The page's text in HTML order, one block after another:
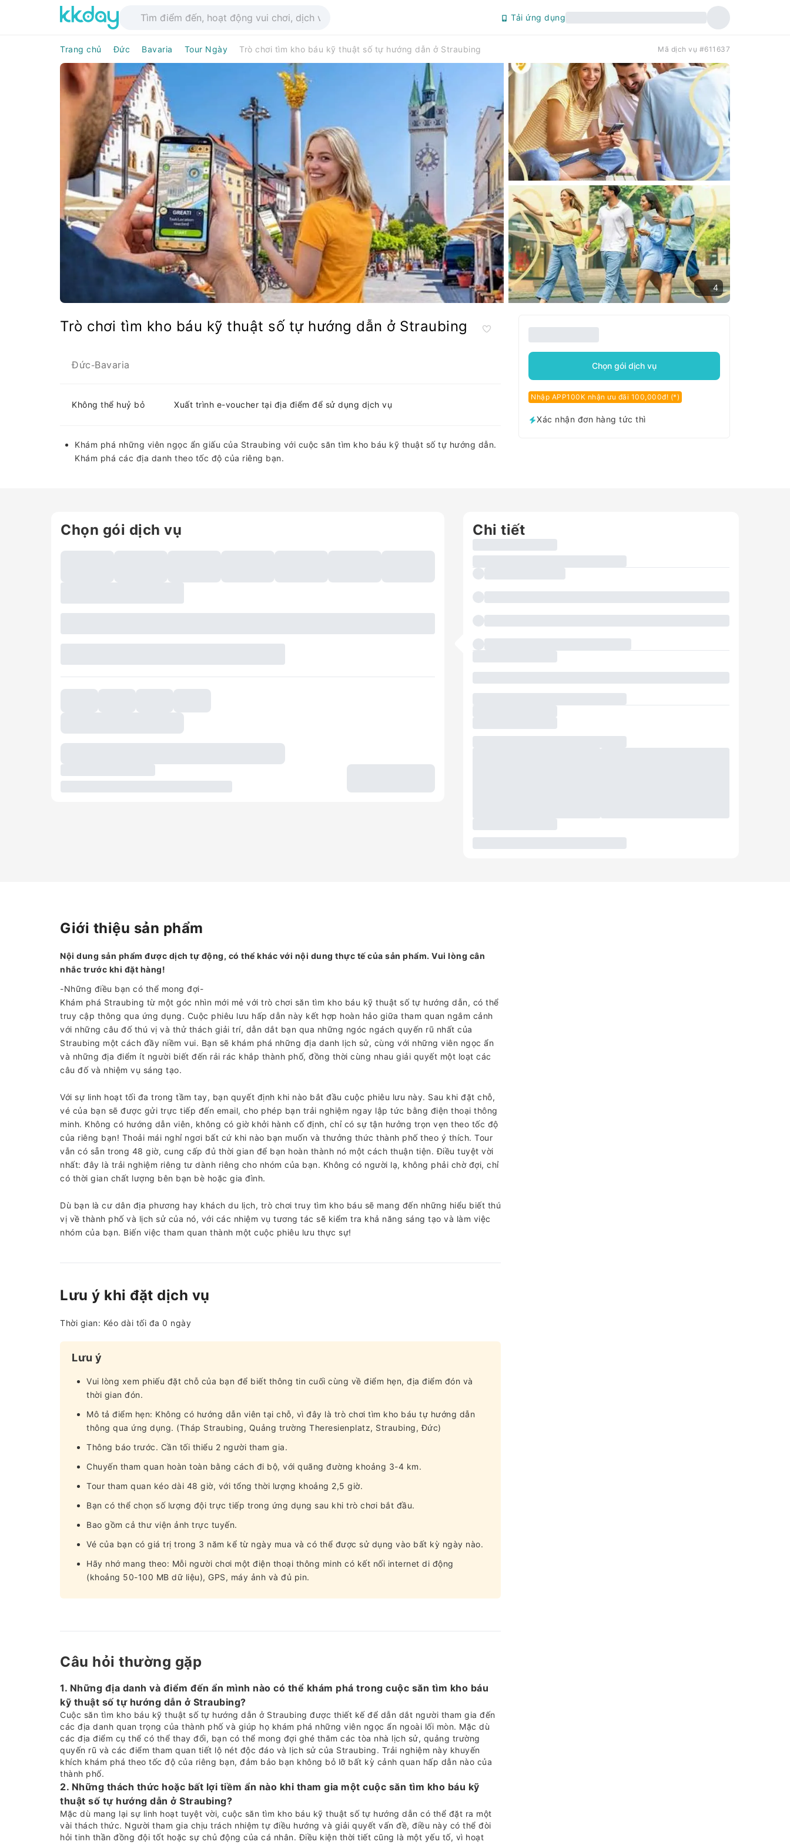
Tải ứng dụng
Trang chủ Đức Bavaria Tour Ngày Trò chơi tìm kho báu kỹ thuật số tự hướng dẫn ở Straubing Mã dịch vụ #611637
4
Trò chơi tìm kho báu kỹ thuật số tự hướng dẫn ở Straubing
Đức-Bavaria
Không thể huỷ bỏ Xuất trình e-voucher tại địa điểm để sử dụng dịch vụ
Khám phá những viên ngọc ẩn giấu của Straubing với cuộc săn tìm kho báu kỹ thuật số tự hướng dẫn.
Khám phá các địa danh theo tốc độ của riêng bạn.
Chọn gói dịch vụ
Nhập APP100K nhận ưu đãi 100,000đ! (*)
Xác nhận đơn hàng tức thì
Chọn gói dịch vụ Chi tiết
Giới thiệu sản phẩm
Nội dung sản phẩm được dịch tự động, có thể khác với nội dung thực tế của sản phẩm. Vui lòng cân
nhắc trước khi đặt hàng!
-Những điều bạn có thể mong đợi-
Khám phá Straubing từ một góc nhìn mới mẻ với trò chơi săn tìm kho báu kỹ thuật số tự hướng dẫn, có thể
truy cập thông qua ứng dụng. Cuộc phiêu lưu hấp dẫn này kết hợp hoàn hảo giữa tham quan ngắm cảnh
với những câu đố thú vị và thử thách giải trí, dẫn dắt bạn qua những ngóc ngách quyến rũ nhất của
Straubing một cách đầy niềm vui. Bạn sẽ khám phá những địa danh lịch sử, cùng với những viên ngọc ẩn
và những địa điểm ít người biết đến rải rác khắp thành phố, đồng thời cùng nhau giải quyết một loạt các
câu đố và nhiệm vụ sáng tạo.
Với sự linh hoạt tối đa trong tầm tay, bạn quyết định khi nào bắt đầu cuộc phiêu lưu này. Sau khi đặt chỗ,
vé của bạn sẽ được gửi trực tiếp đến email, cho phép bạn trải nghiệm ngay lập tức bằng điện thoại thông
minh. Không có hướng dẫn viên, không có giờ khởi hành cố định, chỉ có sự tận hưởng trọn vẹn theo tốc độ
của riêng bạn! Thoải mái nghỉ ngơi bất cứ khi nào bạn muốn và thưởng thức thành phố theo ý thích. Tour
vẫn có sẵn trong 48 giờ, cung cấp đủ thời gian để bạn hoàn thành nó một cách thuận tiện. Điều tuyệt vời
nhất: đây là trải nghiệm riêng tư dành riêng cho nhóm của bạn. Không có người lạ, không phải chờ đợi, chỉ
có thời gian chất lượng bên bạn bè hoặc gia đình.
Dù bạn là cư dân địa phương hay khách du lịch, trò chơi truy tìm kho báu sẽ mang đến những hiểu biết thú
vị về thành phố và lịch sử của nó, với các nhiệm vụ tương tác sẽ kiểm tra khả năng sáng tạo và làm việc
nhóm của bạn. Biến việc tham quan thành một cuộc phiêu lưu thực sự!
Lưu ý khi đặt dịch vụ
Thời gian: Kéo dài tối đa 0 ngày
Lưu ý
Vui lòng xem phiếu đặt chỗ của bạn để biết thông tin cuối cùng về điểm hẹn, địa điểm đón và
thời gian đón.
Mô tả điểm hẹn: Không có hướng dẫn viên tại chỗ, vì đây là trò chơi tìm kho báu tự hướng dẫn
thông qua ứng dụng. (Tháp Straubing, Quảng trường Theresienplatz, Straubing, Đức)
Thông báo trước. Cần tối thiểu 2 người tham gia.
Chuyến tham quan hoàn toàn bằng cách đi bộ, với quãng đường khoảng 3-4 km.
Tour tham quan kéo dài 48 giờ, với tổng thời lượng khoảng 2,5 giờ.
Bạn có thể chọn số lượng đội trực tiếp trong ứng dụng sau khi trò chơi bắt đầu.
Bao gồm cả thư viện ảnh trực tuyến.
Vé của bạn có giá trị trong 3 năm kể từ ngày mua và có thể được sử dụng vào bất kỳ ngày nào.
Hãy nhớ mang theo: Mỗi người chơi một điện thoại thông minh có kết nối internet di động
(khoảng 50-100 MB dữ liệu), GPS, máy ảnh và đủ pin.
Câu hỏi thường gặp
1. Những địa danh và điểm đến ẩn mình nào có thể khám phá trong cuộc săn tìm kho báu
kỹ thuật số tự hướng dẫn ở Straubing?
Cuộc săn tìm kho báu kỹ thuật số tự hướng dẫn ở Straubing được thiết kế để dẫn dắt người tham gia đến
các địa danh quan trọng của thành phố và giúp họ khám phá những viên ngọc ẩn ngoài lối mòn. Mặc dù
các địa điểm cụ thể có thể thay đổi, bạn có thể mong đợi ghé thăm các tòa nhà lịch sử, quảng trường
quyến rũ và các điểm tham quan tiết lộ nét độc đáo và lịch sử của Straubing. Trải nghiệm này khuyến
khích khám phá theo tốc độ của riêng bạn, đảm bảo bạn không bỏ lỡ bất kỳ cảnh quan hấp dẫn nào của
thành phố.
2. Những thách thức hoặc bất lợi tiềm ẩn nào khi tham gia một cuộc săn tìm kho báu kỹ
thuật số tự hướng dẫn ở Straubing?
Mặc dù mang lại sự linh hoạt tuyệt vời, cuộc săn tìm kho báu kỹ thuật số tự hướng dẫn có thể đặt ra một
vài thách thức. Người tham gia chịu trách nhiệm tự điều hướng và giải quyết vấn đề, điều này có thể đòi
hỏi tinh thần đồng đội tốt hoặc sự chủ động của cá nhân. Điều kiện thời tiết cũng là một yếu tố, vì hoạt